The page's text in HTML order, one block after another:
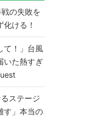
の失敗を
化ける！
て！」台風
いた熱すぎ
ステージ
す」本当の